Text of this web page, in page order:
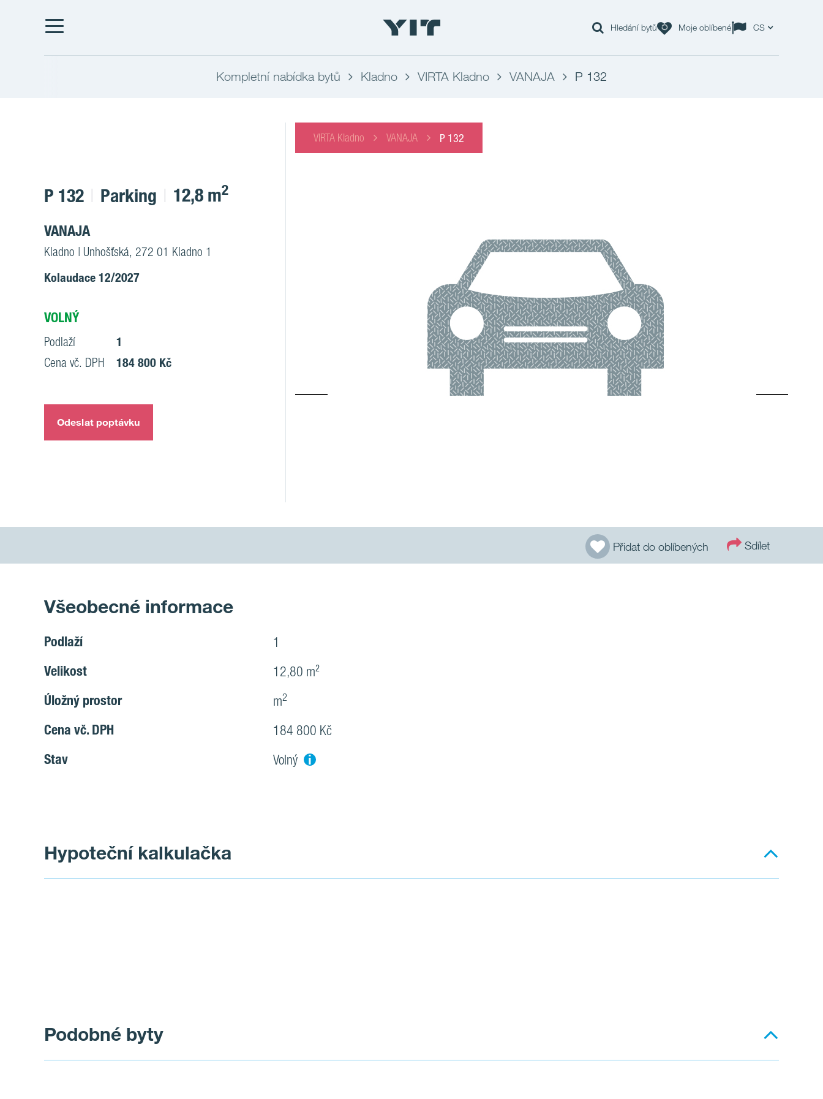
Hledání bytů Moje oblíbené CS
Kompletní nabídka bytů Kladno VIRTA Kladno VANAJA P 132
VIRTA Kladno VANAJA P 132
P 132 Parking 12,8 m2
VANAJA
Kladno | Unhošťská, 272 01 Kladno 1
Kolaudace 12/2027
VOLNÝ
Podlaží
1
Cena vč. DPH
184 800 Kč
Odeslat poptávku
Přidat do oblíbených Sdílet
Všeobecné informace
Podlaží 1
Velikost 12,80 m²
Úložný prostor m2
Cena vč. DPH 184 800 Kč
Stav Volný i
Hypoteční kalkulačka
Podobné byty